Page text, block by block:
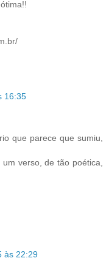
16:35
que parece que sumiu,
verso, de tão poética,
às 22:29